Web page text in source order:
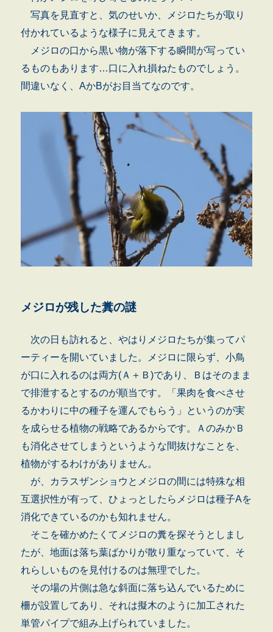
写真を見直すと、気のせいか、メジロたちが取り
付かれているような様子に見えてきます。
メジロの口から黒い物が落下する瞬間が写ってい
るものもあります…口に入れ損ねたものでしょう。
間違いなく、AかBがお目当てなのです。
メジロが残した糞の謎
次の日も訪れると、やはりメジロたちが集ってパ
ーティーを開いていました。メジロに限らず、小鳥
が口に入れるのは両方(Ａ＋Ｂ)であり、Ｂはそのまま
で排泄するとするのが順当です。「果肉を食べさせ
るかわりに中の種子を運んでもらう」というのが実
を成らせる植物の戦略であるからです。ＡのみかＢ
も消化させてしまうというような間抜けなことを、
植物がするわけがありません。
が、カラスザンショウとメジロの間には特殊な相
互選択性が有って、ひょっとしたらメジロは種子Aを
消化できているのかも知れません。
そこを確かめたくてメジロの糞を探そうとしまし
たが、地面は落ち葉ばかりが散り重なっていて、そ
れらしいものを見付けるのは無理でした。
その場の片側は急な斜面に落ち込んでいるために
柵が設置してあり、それは擬木のように加工された
単管パイプで組み上げられていました。